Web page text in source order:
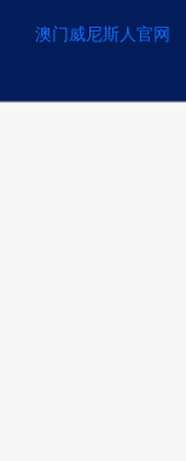
澳门威尼斯人官网